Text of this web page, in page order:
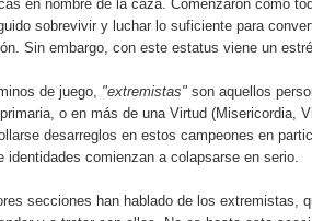
en nombre de la caza. Comenzaron como
sobrevivir y luchar lo suficiente para
Sin embargo, con este estatus viene un
de juego, "extremistas" son aquellos
o en más de una Virtud (Misericordia,
desarreglos en estos campeones en
identidades comienzan a colapsarse en serio.
secciones han hablado de los extremistas,